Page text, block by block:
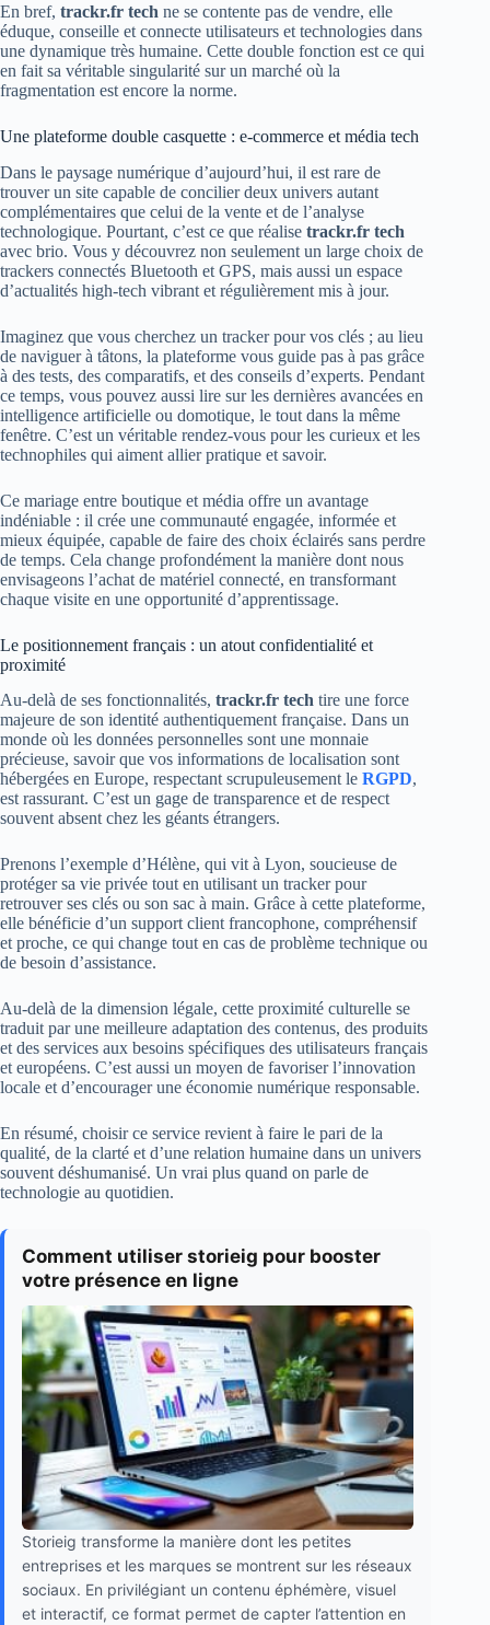
En bref, trackr.fr tech ne se contente pas de vendre, elle
éduque, conseille et connecte utilisateurs et technologies dans
une dynamique très humaine. Cette double fonction est ce qui
en fait sa véritable singularité sur un marché où la
fragmentation est encore la norme.
Une plateforme double casquette : e-commerce et média tech
Dans le paysage numérique d’aujourd’hui, il est rare de
trouver un site capable de concilier deux univers autant
complémentaires que celui de la vente et de l’analyse
technologique. Pourtant, c’est ce que réalise trackr.fr tech
avec brio. Vous y découvrez non seulement un large choix de
trackers connectés Bluetooth et GPS, mais aussi un espace
d’actualités high-tech vibrant et régulièrement mis à jour.
Imaginez que vous cherchez un tracker pour vos clés ; au lieu
de naviguer à tâtons, la plateforme vous guide pas à pas grâce
à des tests, des comparatifs, et des conseils d’experts. Pendant
ce temps, vous pouvez aussi lire sur les dernières avancées en
intelligence artificielle ou domotique, le tout dans la même
fenêtre. C’est un véritable rendez-vous pour les curieux et les
technophiles qui aiment allier pratique et savoir.
Ce mariage entre boutique et média offre un avantage
indéniable : il crée une communauté engagée, informée et
mieux équipée, capable de faire des choix éclairés sans perdre
de temps. Cela change profondément la manière dont nous
envisageons l’achat de matériel connecté, en transformant
chaque visite en une opportunité d’apprentissage.
Le positionnement français : un atout confidentialité et
proximité
Au-delà de ses fonctionnalités, trackr.fr tech tire une force
majeure de son identité authentiquement française. Dans un
monde où les données personnelles sont une monnaie
précieuse, savoir que vos informations de localisation sont
hébergées en Europe, respectant scrupuleusement le RGPD,
est rassurant. C’est un gage de transparence et de respect
souvent absent chez les géants étrangers.
Prenons l’exemple d’Hélène, qui vit à Lyon, soucieuse de
protéger sa vie privée tout en utilisant un tracker pour
retrouver ses clés ou son sac à main. Grâce à cette plateforme,
elle bénéficie d’un support client francophone, compréhensif
et proche, ce qui change tout en cas de problème technique ou
de besoin d’assistance.
Au-delà de la dimension légale, cette proximité culturelle se
traduit par une meilleure adaptation des contenus, des produits
et des services aux besoins spécifiques des utilisateurs français
et européens. C’est aussi un moyen de favoriser l’innovation
locale et d’encourager une économie numérique responsable.
En résumé, choisir ce service revient à faire le pari de la
qualité, de la clarté et d’une relation humaine dans un univers
souvent déshumanisé. Un vrai plus quand on parle de
technologie au quotidien.
Comment utiliser storieig pour booster
votre présence en ligne
Storieig transforme la manière dont les petites
entreprises et les marques se montrent sur les réseaux
sociaux. En privilégiant un contenu éphémère, visuel
et interactif, ce format permet de capter l’attention en